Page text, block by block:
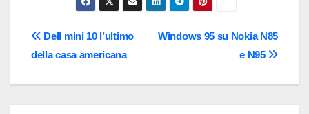
NavigazioneWindows 95 su Nokia N85
e N95
Dell mini 10 l’ultimo
della casa americana